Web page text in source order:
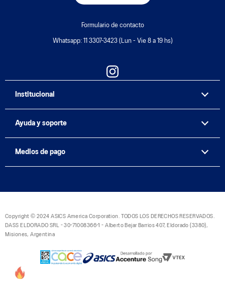
Formulario de contacto
Whatsapp: 11 3307-3423 (Lun - Vie 8 a 19 hs)
Institucional
Ayuda y soporte
Medios de pago
Copyright © 2024 ASICS America Corporation. TODOS LOS DERECHOS RESERVADOS.
DASS ELDORADO SRL - 30-71008366-1 - Alberto Bejar Barrios 407, Eldorado (3380),
Misiones, Argentina